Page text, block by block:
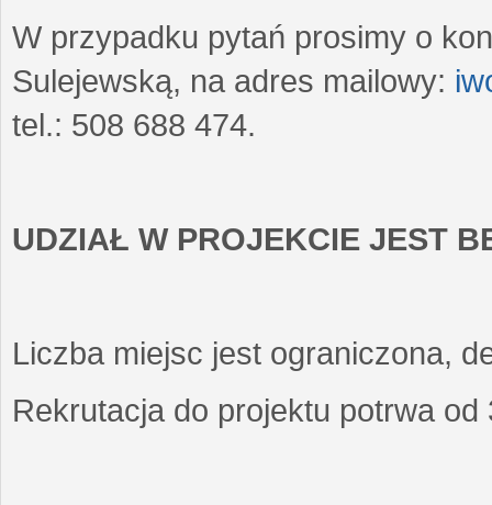
W przypadku pytań prosimy o
Sulejewską, na adres mailowy:
tel.: 508 688 474.
UDZIAŁ W PROJEKCIE JEST
Liczba miejsc jest ograniczona,
Rekrutacja do projektu potrwa